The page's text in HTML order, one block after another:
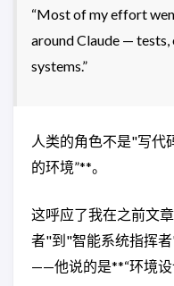
“Most of my effort
around Claude —
systems.”
人类的角色不是"写代
的环境”**。
这呼应了我在之前文
者"到"智能系统指挥
——他说的是**“环境设